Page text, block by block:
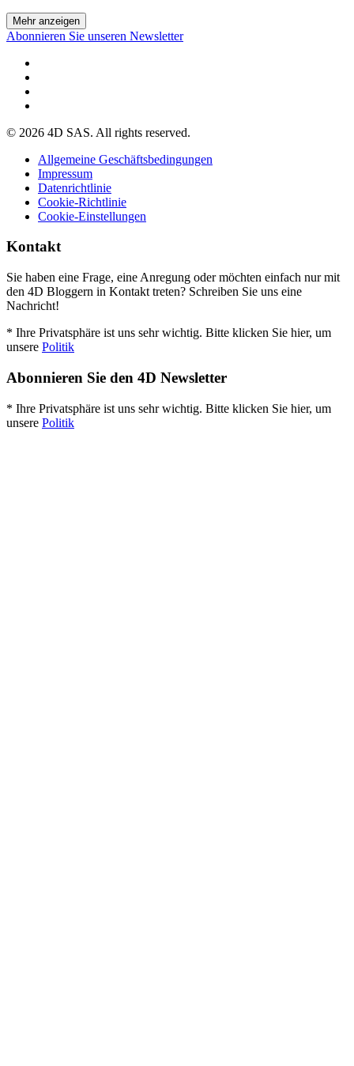
Mehr anzeigen
Abonnieren Sie unseren Newsletter
© 2026 4D SAS. All rights reserved.
Allgemeine Geschäftsbedingungen
Impressum
Datenrichtlinie
Cookie-Richtlinie
Cookie-Einstellungen
Kontakt
Sie haben eine Frage, eine Anregung oder möchten einfach nur mit
den 4D Bloggern in Kontakt treten? Schreiben Sie uns eine
Nachricht!
* Ihre Privatsphäre ist uns sehr wichtig. Bitte klicken Sie hier, um
unsere Politik
Abonnieren Sie den 4D Newsletter
* Ihre Privatsphäre ist uns sehr wichtig. Bitte klicken Sie hier, um
unsere Politik